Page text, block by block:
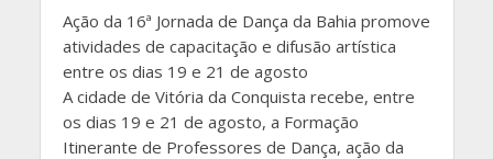
Ação da 16ª Jornada de Dança da Bahia promove
atividades de capacitação e difusão artística
entre os dias 19 e 21 de agosto
A cidade de Vitória da Conquista recebe, entre
os dias 19 e 21 de agosto, a Formação
Itinerante de Professores de Dança, ação da